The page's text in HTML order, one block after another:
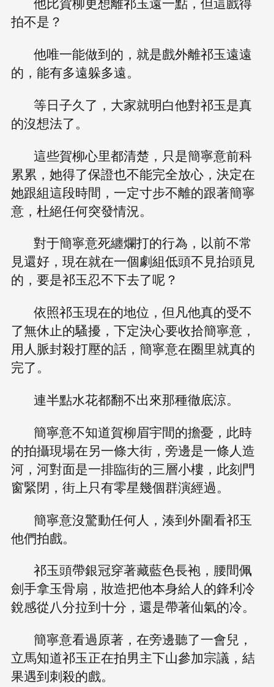
拍不是？
他唯一能做到的，就是戲外離祁玉遠遠
的，能有多遠躲多遠。
等日子久了，大家就明白他對祁玉是真
的沒想法了。
這些賀柳心里都清楚，只是簡寧意前科
累累，她得了保證也不能完全放心，決定在
她跟組這段時間，一定寸步不離的跟著簡寧
意，杜絕任何突發情況。
對于簡寧意死纏爛打的行為，以前不常
見還好，現在就在一個劇組低頭不見抬頭見
的，要是祁玉忍不下去了呢？
依照祁玉現在的地位，但凡他真的受不
了無休止的騷擾，下定決心要收拾簡寧意，
用人脈封殺打壓的話，簡寧意在圈里就真的
完了。
連半點水花都翻不出來那種徹底涼。
簡寧意不知道賀柳眉宇間的擔憂，此時
的拍攝現場在另一條大街，旁邊是一條人造
河，河對面是一排臨街的三層小樓，此刻門
窗緊閉，街上只有零星幾個群演經過。
簡寧意沒驚動任何人，湊到外圍看祁玉
他們拍戲。
祁玉頭帶銀冠穿著藏藍色長袍，腰間佩
劍手拿玉骨扇，妝造把他本身給人的鋒利冷
銳感從八分拉到十分，還是帶著仙氣的冷。
簡寧意看過原著，在旁邊聽了一會兒，
立馬知道祁玉正在拍男主下山參加宗議，結
果遇到刺殺的戲。